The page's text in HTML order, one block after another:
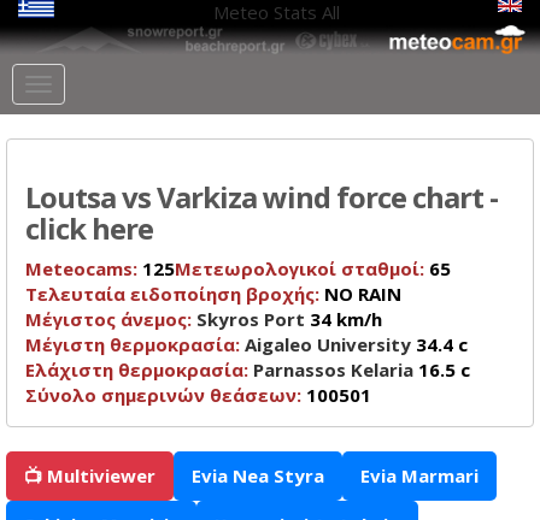
Meteo Stats All
Loutsa vs Varkiza wind force chart -
click here
Meteocams: 125Μετεωρολογικοί σταθμοί: 65
Τελευταία ειδοποίηση βροχής: NO RAIN
Μέγιστος άνεμος: Skyros Port 34 km/h
Μέγιστη θερμοκρασία: Aigaleo University 34.4 c
Ελάχιστη θερμοκρασία: Parnassos Kelaria 16.5 c
Σύνολο σημερινών θεάσεων: 100501
📺 Multiviewer Evia Nea Styra Evia Marmari